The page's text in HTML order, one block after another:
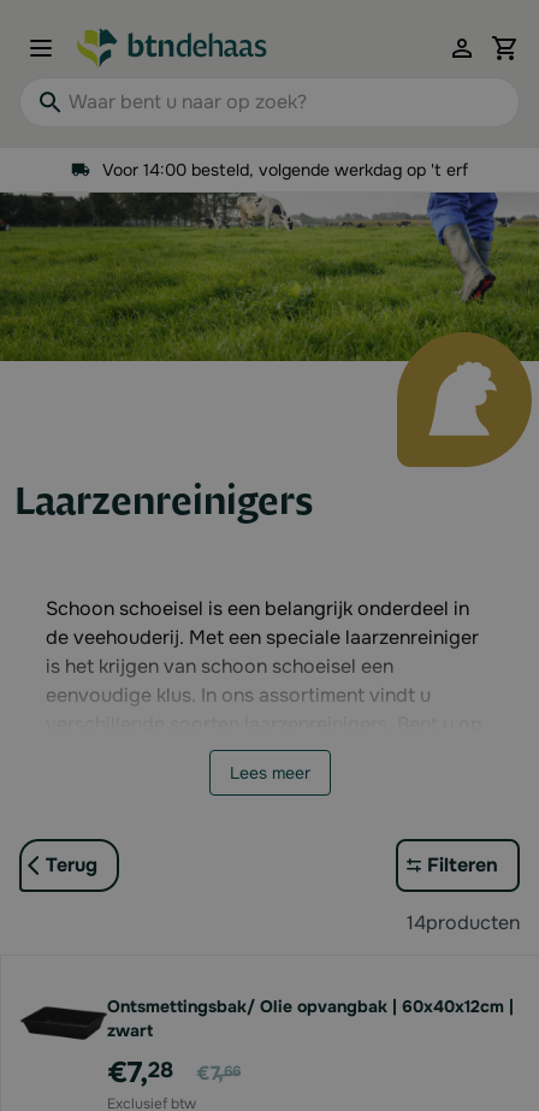
Waar bent u naar op zoek?
Voor 14:00 besteld, volgende werkdag op 't erf
Laarzenreinigers
Schoon schoeisel is een belangrijk onderdeel in
de veehouderij. Met een speciale laarzenreiniger
is het krijgen van schoon schoeisel een
eenvoudige klus. In ons assortiment vindt u
zoek naar goede schoeisel? Bekijk dan eens ons
werkschoenen en werklaarzen
Lees meer
Terug Filteren
14producten
Ontsmettingsbak/ Olie opvangbak | 60x40x12cm |
zwart
Voor
€7,28 €7,66